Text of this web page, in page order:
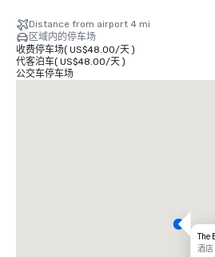
Distance from airport 4 mi
区域内的停车场
收费停车场( US$48.00/天)
代客泊车( US$48.00/天)
公交车停车场
The
酒店